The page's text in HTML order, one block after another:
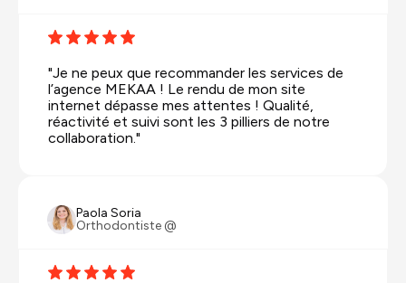
"Je ne peux que recommander les services de
l’agence MEKAA ! Le rendu de mon site
internet dépasse mes attentes ! Qualité,
réactivité et suivi sont les 3 pilliers de notre
collaboration."
Paola Soria
Orthodontiste @